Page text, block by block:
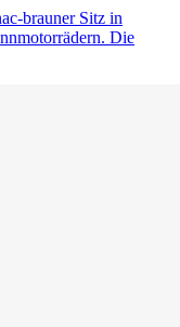
brauner Sitz in
Die